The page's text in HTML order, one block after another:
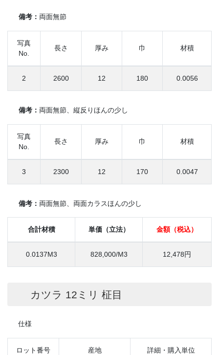
備考： 両面無節
写真
No.
長さ 厚み 巾 材積
2 2600 12 180 0.0056
備考： 両面無節、縦反りほんの少し
写真
No.
長さ 厚み 巾 材積
3 2300 12 170 0.0047
備考： 両面無節、両面カラスほんの少し
合計材積 単価（立法） 金額（税込）
0.0137M3 828,000/M3 12,478円
カツラ 12ミリ 柾目
仕様
ロット番号 産地 詳細・購入単位